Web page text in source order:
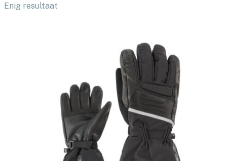
Enig resultaat